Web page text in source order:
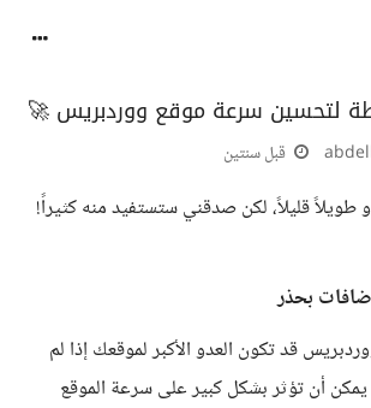
لتحسين سرعة موقع ووردبريس 🚀
قبل سنتين
طويلاً قليلاً، لكن صدقني ستستفيد منه كثيراً!
قد تكون العدو الأكبر لموقعك إذا لم
أن تؤثر بشكل كبير على سرعة الموقع